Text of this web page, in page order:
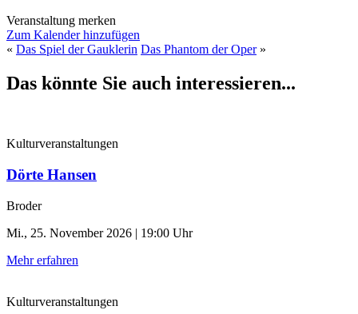
Veranstaltung merken
Zum Kalender hinzufügen
« Das Spiel der Gauklerin Das Phantom der Oper»
Das könnte Sie auch interessieren...
Kulturveranstaltungen
Dörte Hansen
Broder
Mi., 25. November 2026 | 19:00 Uhr
Mehr erfahren
Kulturveranstaltungen